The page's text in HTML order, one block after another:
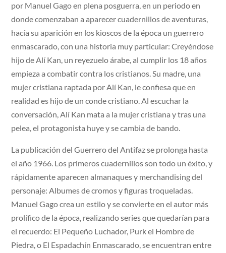
por Manuel Gago en plena posguerra, en un periodo en
donde comenzaban a aparecer cuadernillos de aventuras,
hacía su aparición en los kioscos de la época un guerrero
enmascarado, con una historia muy particular: Creyéndose
hijo de Alí Kan, un reyezuelo árabe, al cumplir los 18 años
empieza a combatir contra los cristianos. Su madre, una
mujer cristiana raptada por Alí Kan, le confiesa que en
realidad es hijo de un conde cristiano. Al escuchar la
conversación, Alí Kan mata a la mujer cristiana y tras una
pelea, el protagonista huye y se cambia de bando.
La publicación del Guerrero del Antifaz se prolonga hasta
el año 1966. Los primeros cuadernillos son todo un éxito, y
rápidamente aparecen almanaques y merchandising del
personaje: Albumes de cromos y figuras troqueladas.
Manuel Gago crea un estilo y se convierte en el autor más
prolífico de la época, realizando series que quedarían para
el recuerdo: El Pequeño Luchador, Purk el Hombre de
Piedra, o El Espadachín Enmascarado, se encuentran entre